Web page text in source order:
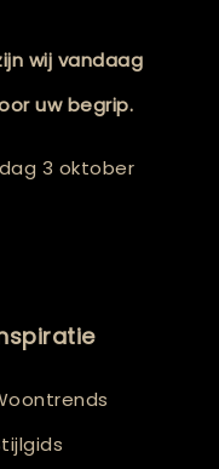
wij vandaag
uw begrip.
3 oktober